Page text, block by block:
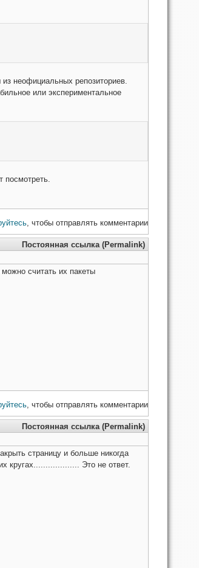
неофициальных репозиториев.
или экспериментальное
посмотреть.
, чтобы отправлять комментарии
Постоянная ссылка (Permalink)
считать их пакеты
, чтобы отправлять комментарии
Постоянная ссылка (Permalink)
страницу и больше никогда
кругах................... Это не ответ.